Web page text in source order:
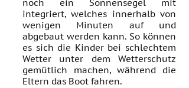
noch ein Sonnensegel mit
integriert, welches innerhalb von
wenigen Minuten auf und
abgebaut werden kann. So können
es sich die Kinder bei schlechtem
Wetter unter dem Wetterschutz
gemütlich machen, während die
Eltern das Boot fahren.